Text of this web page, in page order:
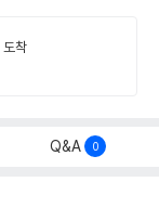
착
Q&A 0